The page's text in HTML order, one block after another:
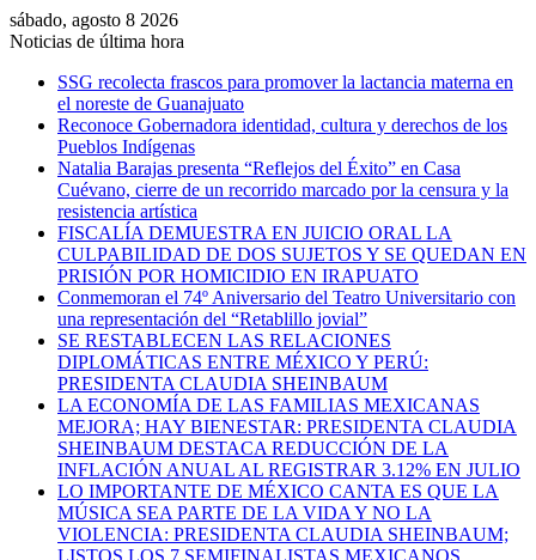
sábado, agosto 8 2026
Noticias de última hora
SSG recolecta frascos para promover la lactancia materna en
el noreste de Guanajuato
Reconoce Gobernadora identidad, cultura y derechos de los
Pueblos Indígenas
Natalia Barajas presenta “Reflejos del Éxito” en Casa
Cuévano, cierre de un recorrido marcado por la censura y la
resistencia artística
FISCALÍA DEMUESTRA EN JUICIO ORAL LA
CULPABILIDAD DE DOS SUJETOS Y SE QUEDAN EN
PRISIÓN POR HOMICIDIO EN IRAPUATO
Conmemoran el 74º Aniversario del Teatro Universitario con
una representación del “Retablillo jovial”
SE RESTABLECEN LAS RELACIONES
DIPLOMÁTICAS ENTRE MÉXICO Y PERÚ:
PRESIDENTA CLAUDIA SHEINBAUM
LA ECONOMÍA DE LAS FAMILIAS MEXICANAS
MEJORA; HAY BIENESTAR: PRESIDENTA CLAUDIA
SHEINBAUM DESTACA REDUCCIÓN DE LA
INFLACIÓN ANUAL AL REGISTRAR 3.12% EN JULIO
LO IMPORTANTE DE MÉXICO CANTA ES QUE LA
MÚSICA SEA PARTE DE LA VIDA Y NO LA
VIOLENCIA: PRESIDENTA CLAUDIA SHEINBAUM;
LISTOS LOS 7 SEMIFINALISTAS MEXICANOS